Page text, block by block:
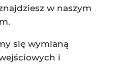
w naszym
się wymianą
i